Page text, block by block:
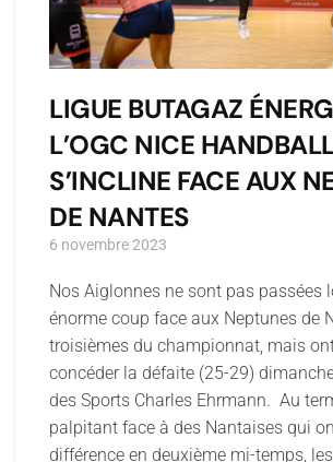
LIGUE BUTAGAZ
L’OGC NICE
S’INCLINE FACE AUX
DE NANTES
6 novembre 2023
Nos Aiglonnes ne sont pas passées
énorme coup face aux Neptunes de
troisièmes du championnat, mais
concéder la défaite (25-29)
des Sports Charles Ehrmann. Au
palpitant face à des Nantaises qui
différence en deuxième mi-temps,